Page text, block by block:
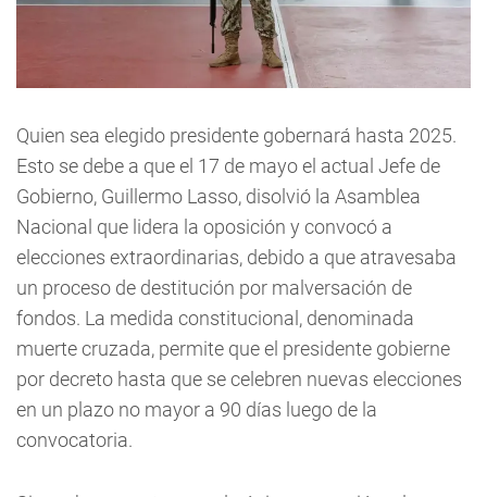
Quien sea elegido presidente gobernará hasta 2025.
Esto se debe a que el 17 de mayo el actual Jefe de
Gobierno, Guillermo Lasso, disolvió la Asamblea
Nacional que lidera la oposición y convocó a
elecciones extraordinarias, debido a que atravesaba
un proceso de destitución por malversación de
fondos. La medida constitucional, denominada
muerte cruzada, permite que el presidente gobierne
por decreto hasta que se celebren nuevas elecciones
en un plazo no mayor a 90 días luego de la
convocatoria.